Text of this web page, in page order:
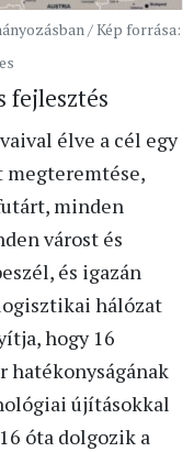
/ Kép forrása:
fejlesztés
élve a cél egy
megteremtése,
minden
várost és
és igazán
hálózat
hogy 16
hatékonyságának
újításokkal
óta dolgozik a